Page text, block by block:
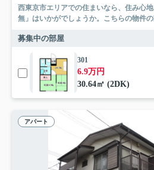
西東京市エリアでの住まいなら、住み心
無」はいかがでしょうか。こちらの物件
募集中の部屋
301
6.9万円
30.64㎡ (2DK)
アパート